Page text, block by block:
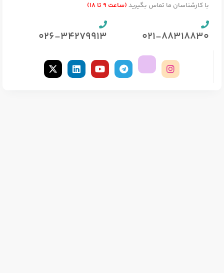
با کارشناسان ما تماس بگیرید (ساعت 9 تا 18)
021-88318830
026-34279913